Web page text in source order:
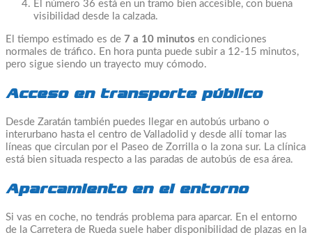
El número 36 está en un tramo bien accesible, con buena
visibilidad desde la calzada.
El tiempo estimado es de 7 a 10 minutos en condiciones
normales de tráfico. En hora punta puede subir a 12-15 minutos,
pero sigue siendo un trayecto muy cómodo.
Acceso en transporte público
Desde Zaratán también puedes llegar en autobús urbano o
interurbano hasta el centro de Valladolid y desde allí tomar las
líneas que circulan por el Paseo de Zorrilla o la zona sur. La clínica
está bien situada respecto a las paradas de autobús de esa área.
Aparcamiento en el entorno
Si vas en coche, no tendrás problema para aparcar. En el entorno
de la Carretera de Rueda suele haber disponibilidad de plazas en la